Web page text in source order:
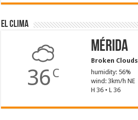
El Clima
36 C
Mérida
Broken Clouds
humidity: 56%
wind: 3km/h NE
H 36 • L 36